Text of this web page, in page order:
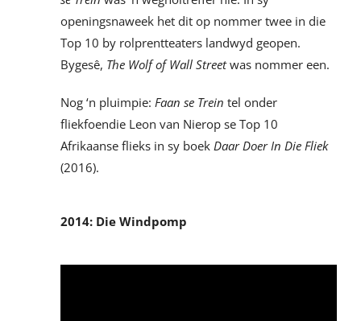
openingsnaweek het dit op nommer twee in die
Top 10 by rolprentteaters landwyd geopen.
Bygesê, The Wolf of Wall Streetwas nommer een.
Nog ‘n pluimpie: Faan se Trein tel onder
fliekfoendie Leon van Nierop se Top 10
Afrikaanse flieks in sy boek Daar Doer In Die Fliek
(2016).
2014: Die Windpomp